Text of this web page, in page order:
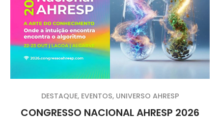
CONGRESSO NACIONAL AHRESP 2026
DESTAQUE, EVENTOS, UNIVERSO AHRESP